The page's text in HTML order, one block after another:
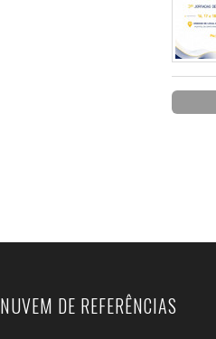
NUVEM DE REFERÊNCIAS